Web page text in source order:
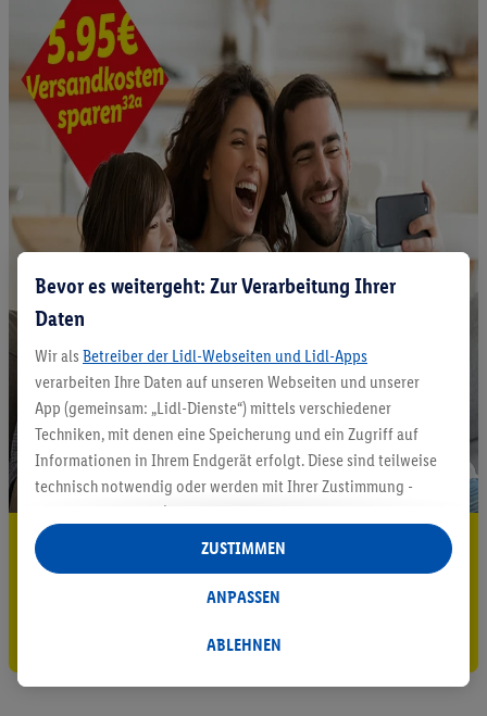
5.95 € Versand sparen³²ᵃ
Bevor es weitergeht: Zur Verarbeitung Ihrer
Daten
Wir als Betreiber der Lidl-Webseiten und Lidl-Apps
verarbeiten Ihre Daten auf unseren Webseiten und unserer
App (gemeinsam: „Lidl-Dienste“) mittels verschiedener
Techniken, mit denen eine Speicherung und ein Zugriff auf
Informationen in Ihrem Endgerät erfolgt. Diese sind teilweise
technisch notwendig oder werden mit Ihrer Zustimmung -
auch durch Partner (u.a.
Verantwortliche; im Zusammenhang mit dem IAB TCF
insgesamt
Statistik-Erstellung oder für personalisierte Werbung
Datenverarbeitungen für personalisierte Werbung werden
ABLEHNEN
ANPASSEN
ZUSTIMMEN